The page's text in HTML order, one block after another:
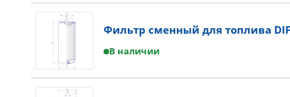
Фильтр сменный для топлива
В наличии